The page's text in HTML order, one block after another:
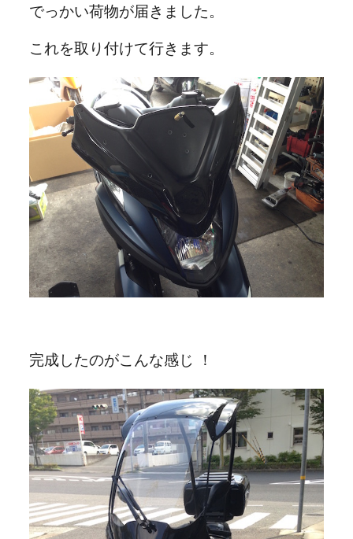
でっかい荷物が届きました。
これを取り付けて行きます。
完成したのがこんな感じ ！